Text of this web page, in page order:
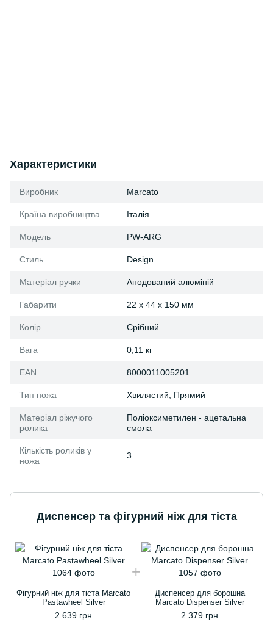
Характеристики
Виробник Marcato
Країна виробництва Італія
Модель PW-ARG
Стиль Design
Матеріал ручки Анодований алюміній
Габарити 22 x 44 x 150 мм
Колір Срібний
Вага 0,11 кг
EAN 8000011005201
Тип ножа Хвилястий, Прямий
Матеріал ріжучого
ролика
Поліоксиметилен - ацетальна
смола
Кількість роликів у
ножа
3
Диспенсер та фігурний ніж для тіста
Фігурний ніж для тіста Marcato
Pastawheel Silver
2 639 грн
Диспенсер для борошна
Marcato Dispenser Silver
2 379 грн